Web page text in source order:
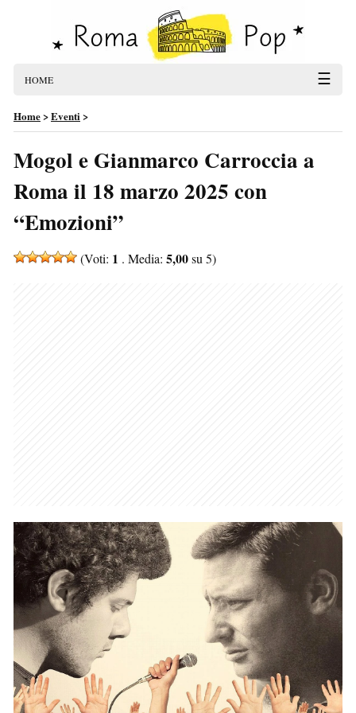
HOME ☰
Home>Eventi>
Mogol e Gianmarco Carroccia a
Roma il 18 marzo 2025 con
“Emozioni”
(Voti: 1 . Media: 5,00su 5)